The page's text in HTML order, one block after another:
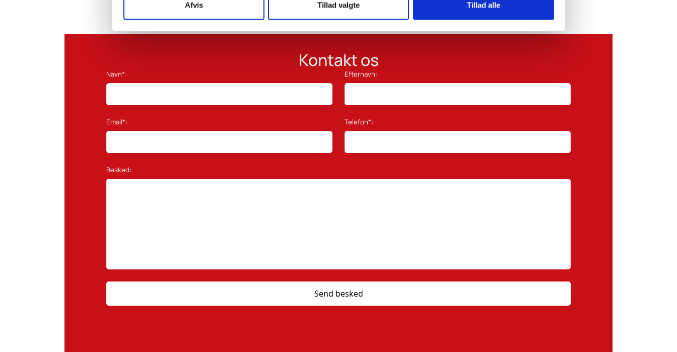
Afvis Tillad valgte Tillad alle
Kontakt os
Navn*: Efternavn:
Email*: Telefon*:
Besked: